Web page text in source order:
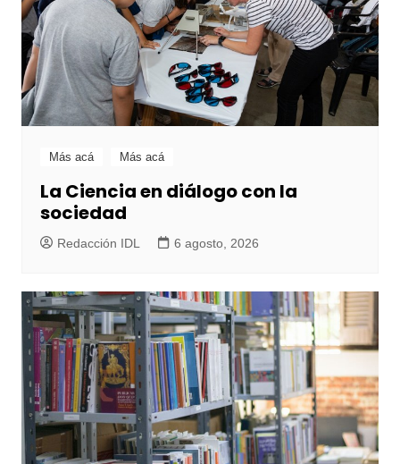
Más acá Más acá
La Ciencia en diálogo con la
sociedad
Redacción IDL 6 agosto, 2026